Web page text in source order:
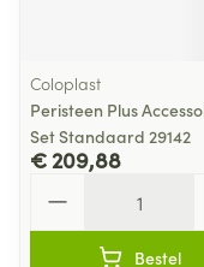
Coloplast
Peristeen Plus
Set Standaard 29142
€ 209,88
Bestel